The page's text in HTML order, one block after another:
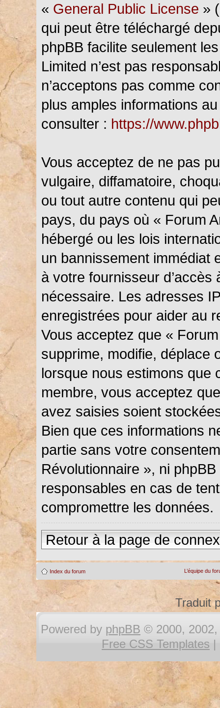
« General Public License »
qui peut être téléchargé
phpBB facilite seulement
Limited n’est pas
n’acceptons pas comme
plus amples informations
consulter : https://
Vous acceptez de ne pas
vulgaire, diffamatoire,
ou tout autre contenu qui
pays, du pays où « Forum
hébergé ou les lois
un bannissement immédiat
à votre fournisseur
nécessaire. Les adresses
enregistrées pour aider au
Vous acceptez que «
supprime, modifie, déplace
lorsque nous estimons que
membre, vous acceptez
avez saisies soient
Bien que ces informations
partie sans votre
Révolutionnaire », ni
responsables en cas de
compromettre les données.
Retour à la page de
Index du forum L’équipe du
Traduit
Powered by phpBB © 2000, 2002,
Free CSS Templates |